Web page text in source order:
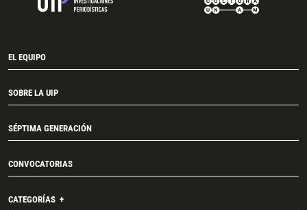
EL EQUIPO
SOBRE LA UIP
SÉPTIMA GENERACIÓN
CONVOCATORIAS
CATEGORÍAS